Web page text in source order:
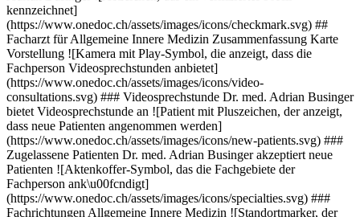
kennzeichnet]
(https://www.onedoc.ch/assets/images/icons/checkmark.svg) ##
Facharzt für Allgemeine Innere Medizin Zusammenfassung Karte
Vorstellung ![Kamera mit Play-Symbol, die anzeigt, dass die
Fachperson Videosprechstunden anbietet]
(https://www.onedoc.ch/assets/images/icons/video-
consultations.svg) ### Videosprechstunde Dr. med. Adrian Businger
bietet Videosprechstunde an ![Patient mit Pluszeichen, der anzeigt,
dass neue Patienten angenommen werden]
(https://www.onedoc.ch/assets/images/icons/new-patients.svg) ###
Zugelassene Patienten Dr. med. Adrian Businger akzeptiert neue
Patienten ![Aktenkoffer-Symbol, das die Fachgebiete der
Fachperson ank\u00fcndigt]
(https://www.onedoc.ch/assets/images/icons/specialties.svg) ###
Fachrichtungen Allgemeine Innere Medizin ![Standortmarker, der